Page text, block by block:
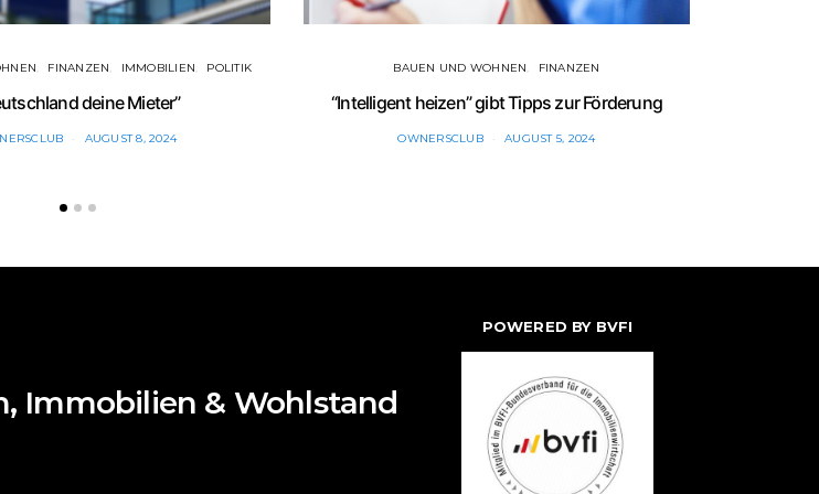
FINANZEN IMMOBILIEN POLITIK
deine Mieter”
AUGUST 8, 2024
BAUEN UND WOHNEN FINANZEN
“Intelligent heizen” gibt Tipps zur Förderung
OWNERSCLUB AUGUST 5, 2024
Immobilien & Wohlstand
POWERED BY BVFI